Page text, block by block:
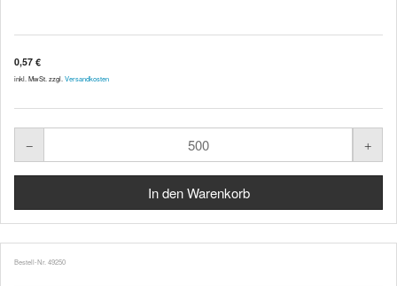
0,57 €
inkl. MwSt. zzgl. Versandkosten
Bestell-Nr. 49250